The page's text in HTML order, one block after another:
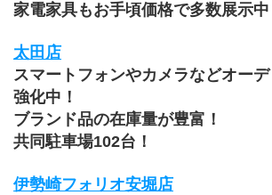
家電家具もお手頃価格で多数展示中
太田店
スマートフォンやカメラなどオー
強化中！
ブランド品の在庫量が豊富！
共同駐車場102台！
伊勢崎フォリオ安堀店